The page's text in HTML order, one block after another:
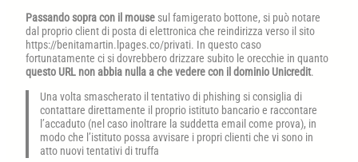
Passando sopra con il mouse sul famigerato bottone, si può notare
dal proprio client di posta di elettronica che reindirizza verso il sito
https://benitamartin.lpages.co/privati. In questo caso
fortunatamente ci si dovrebbero drizzare subito le orecchie in quanto
questo URL non abbia nulla a che vedere con il dominio Unicredit.
Una volta smascherato il tentativo di phishing si consiglia di
contattare direttamente il proprio istituto bancario e raccontare
l’accaduto (nel caso inoltrare la suddetta email come prova), in
modo che l’istituto possa avvisare i propri clienti che vi sono in
atto nuovi tentativi di truffa